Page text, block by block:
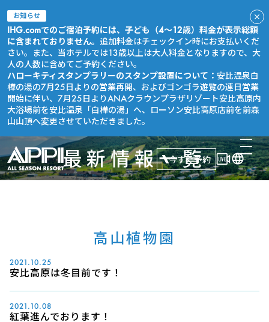
お知らせ
IHG.comでのご宿泊予約には、子ども（4～12歳）料金が表示総額
に含まれておりません。 追加料金はチェックイン時にお支払いくだ
さい。また、当ホテルでは13歳以上は大人料金となりますので、大
人の人数に含めてご予約ください。
ハローキティスタンプラリーのスタンプ設置について： 安比温泉白
樺の湯の7月25日よりの営業再開、およびゴンゴラ遊覧の連日営業
開始に伴い、7月25日よりANAクラウンプラザリゾート安比高原内
大浴場前を安比温泉「白樺の湯」へ、ローソン安比高原店前を前森
山山頂へ変更させていただきました。
今すぐ予約
最新情報一覧
高山植物園
2021.10.25
安比高原は冬目前です！
2021.10.08
紅葉進んでおります！